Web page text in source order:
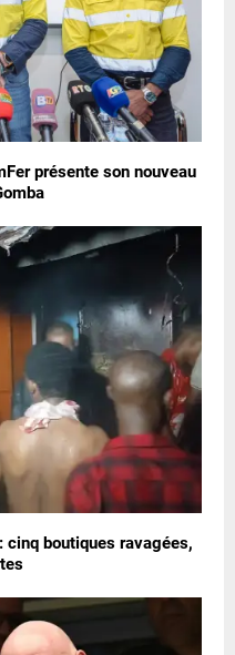
présente son nouveau
cinq boutiques ravagées,